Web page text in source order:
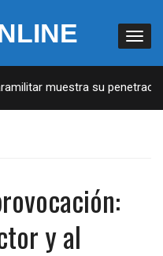
muestra su penetración
y al